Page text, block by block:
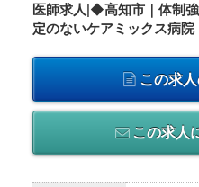
医師求人|◆高知市｜体制
定のないケアミックス病院
この求
この求人